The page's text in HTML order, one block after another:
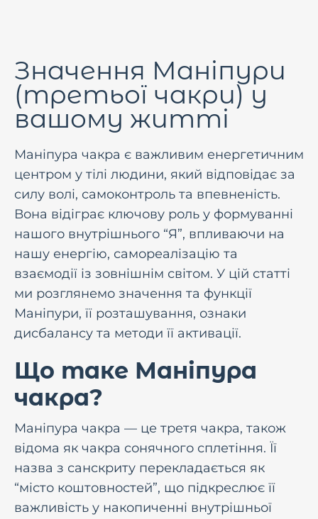
Значення Маніпури
(третьої чакри) у
вашому житті
Маніпура чакра є важливим енергетичним
центром у тілі людини, який відповідає за
силу волі, самоконтроль та впевненість.
Вона відіграє ключову роль у формуванні
нашого внутрішнього “Я”, впливаючи на
нашу енергію, самореалізацію та
взаємодії із зовнішнім світом. У цій статті
ми розглянемо значення та функції
Маніпури, її розташування, ознаки
дисбалансу та методи її активації.
Що таке Маніпура
чакра?
Маніпура чакра — це третя чакра, також
відома як чакра сонячного сплетіння. Її
назва з санскриту перекладається як
“місто коштовностей”, що підкреслює її
важливість у накопиченні внутрішньої